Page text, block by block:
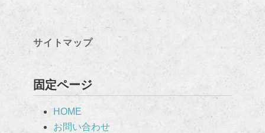
サイトマップ
固定ページ
HOME
お問い合わせ